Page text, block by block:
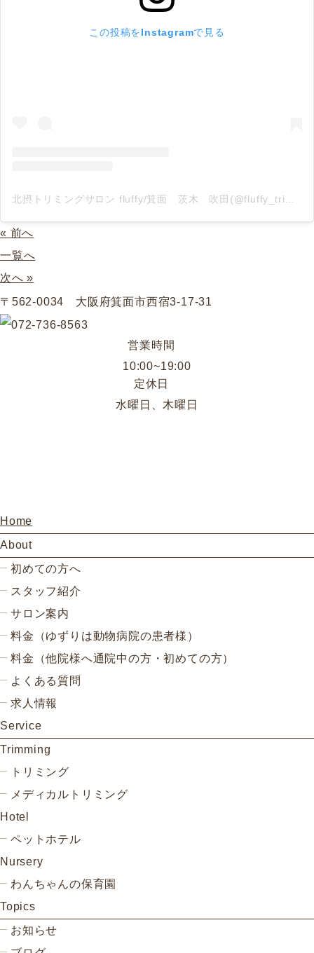
この投稿をInstagramで見る
北摂トリミングサロン fluffy/箕面 茨木 吹田(@fluffy_trimming)がシェアした投稿
« 前へ
一覧へ
次へ »
〒562-0034 大阪府箕面市西宿3-17-31
営業時間
10:00~19:00
定休日
水曜日、木曜日
Home
About
初めての方へ
スタッフ紹介
サロン案内
料金（ゆずりは動物病院の患者様）
料金（他院様へ通院中の方・初めての方）
よくある質問
求人情報
Service
Trimming
トリミング
メディカルトリミング
Hotel
ペットホテル
Nursery
わんちゃんの保育園
Topics
お知らせ